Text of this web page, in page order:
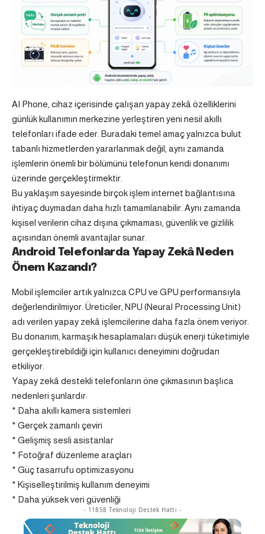
AI Phone, cihaz içerisinde çalışan yapay zekâ özelliklerini
günlük kullanımın merkezine yerleştiren yeni nesil akıllı
telefonları ifade eder. Buradaki temel amaç yalnızca bulut
tabanlı hizmetlerden yararlanmak değil, aynı zamanda
işlemlerin önemli bir bölümünü telefonun kendi donanımı
üzerinde gerçekleştirmektir.
Bu yaklaşım sayesinde birçok işlem internet bağlantısına
ihtiyaç duymadan daha hızlı tamamlanabilir. Aynı zamanda
kişisel verilerin cihaz dışına çıkmaması, güvenlik ve gizlilik
açısından önemli avantajlar sunar.
Android Telefonlarda Yapay Zekâ Neden
Önem Kazandı?
Mobil işlemciler artık yalnızca CPU ve GPU performansıyla
değerlendirilmiyor. Üreticiler, NPU (Neural Processing Unit)
adı verilen yapay zekâ işlemcilerine daha fazla önem veriyor.
Bu donanım, karmaşık hesaplamaları düşük enerji tüketimiyle
gerçekleştirebildiği için kullanıcı deneyimini doğrudan
etkiliyor.
Yapay zekâ destekli telefonların öne çıkmasının başlıca
nedenleri şunlardır:
* Daha akıllı kamera sistemleri
* Gerçek zamanlı çeviri
* Gelişmiş sesli asistanlar
* Fotoğraf düzenleme araçları
* Güç tasarrufu optimizasyonu
* Kişiselleştirilmiş kullanım deneyimi
* Daha yüksek veri güvenliği
- 11858 Teknoloji Destek Hattı -